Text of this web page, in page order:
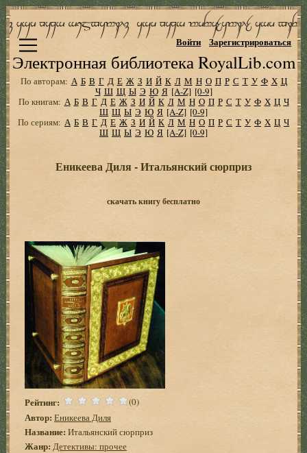
Электронная библиотека RoyalLib.com
Войти Зарегистрироваться
По авторам: А Б В Г Д Е Ж З И Й К Л М Н О П Р С Т У Ф Х Ц
Ч Ш Щ Ы Э Ю Я [A-Z] [0-9]
По книгам: А Б В Г Д Е Ж З И Й К Л М Н О П Р С Т У Ф Х Ц Ч
Ш Щ Ы Э Ю Я [A-Z] [0-9]
По сериям: А Б В Г Д Е Ж З И Й К Л М Н О П Р С Т У Ф Х Ц Ч
Ш Щ Ы Э Ю Я [A-Z] [0-9]
Еникеева Диля - Итальянский сюрприз
скачать книгу бесплатно
Рейтинг: (0)
Автор: Еникеева Диля
Название: Итальянский сюрприз
Жанр: Детективы: прочее